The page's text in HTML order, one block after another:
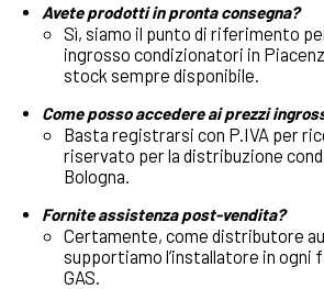
Avete prodotti in pronta consegna?
Sì, siamo il punto di riferimento
ingrosso condizionatori in
stock sempre disponibile.
Come posso accedere ai prezzi
Basta registrarsi con P.IVA per
riservato per la distribuzione
Bologna.
Fornite assistenza post-vendita?
Certamente, come distributore
supportiamo l’installatore in ogni
GAS.